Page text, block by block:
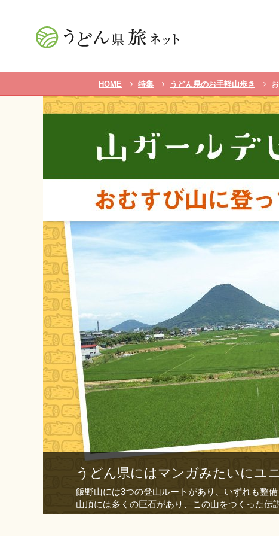
HOME 特集 うどん県のお手軽山歩き
うどん県にはマンガみたいにユ
飯野山には3つの登山ルートがあり、いずれも整
山頂には多くの巨石があり、この山をつくった伝